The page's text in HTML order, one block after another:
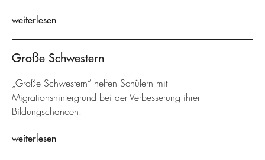
weiterlesen
Große Schwestern
„Große Schwestern“ helfen Schülern mit
Migrationshintergrund bei der Verbesserung ihrer
Bildungschancen.
weiterlesen